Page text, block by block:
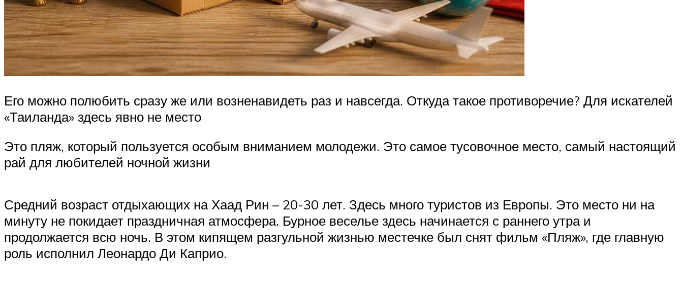
Его можно полюбить сразу же или возненавидеть раз и навсегда. Откуда такое противоречие? Для искателей
«Таиланда» здесь явно не место
Это пляж, который пользуется особым вниманием молодежи. Это самое тусовочное место, самый настоящий
рай для любителей ночной жизни
Средний возраст отдыхающих на Хаад Рин – 20-30 лет. Здесь много туристов из Европы. Это место ни на
минуту не покидает праздничная атмосфера. Бурное веселье здесь начинается с раннего утра и
продолжается всю ночь. В этом кипящем разгульной жизнью местечке был снят фильм «Пляж», где главную
роль исполнил Леонардо Ди Каприо.